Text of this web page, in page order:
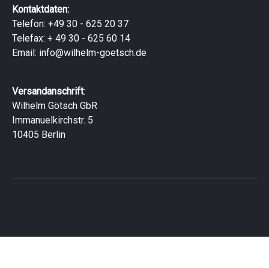
Kontaktdaten:
Telefon: +49 30 - 625 20 37
Telefax: + 49 30 - 625 60 14
Email: info@wilhelm-goetsch.de
Versandanschrift:
Wilhelm Götsch GbR
Immanuelkirchstr. 5
10405 Berlin